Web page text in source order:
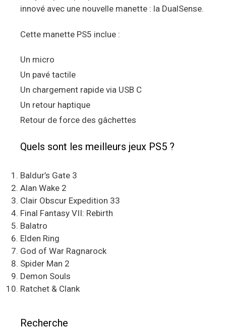
innové avec une nouvelle manette : la DualSense.
Cette manette PS5 inclue :
Un micro
Un pavé tactile
Un chargement rapide via USB C
Un retour haptique
Retour de force des gâchettes
Quels sont les meilleurs jeux PS5 ?
Baldur’s Gate 3
Alan Wake 2
Clair Obscur Expedition 33
Final Fantasy VII: Rebirth
Balatro
Elden Ring
God of War Ragnarock
Spider Man 2
Demon Souls
Ratchet & Clank
Recherche